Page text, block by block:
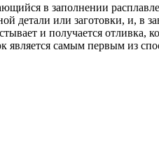
в заполнении
детали или заготовки, и, в
и получается отливка,
является самым первым из